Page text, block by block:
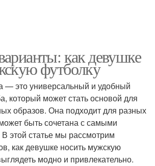
как девушке
футболку
— это универсальный и удобный
который может стать основой для
образов. Она подходит для разных
быть сочетана с самыми
этой статье мы рассмотрим
как девушке носить мужскую
модно и привлекательно.